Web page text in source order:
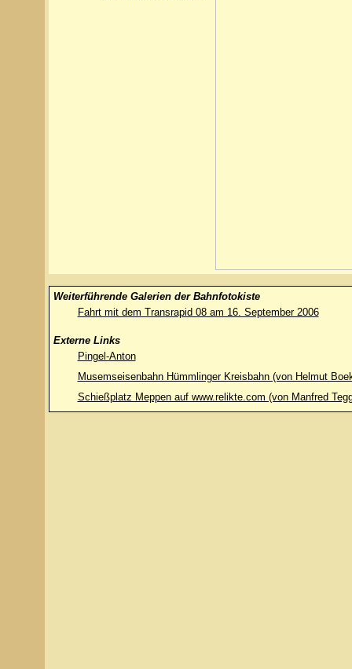
Weiterführende Galerien der Bahnfotokiste
Fahrt mit dem Transrapid 08 am 16. September 2006
Externe Links
Pingel-Anton
Musemseisenbahn Hümmlinger Kreisbahn (von Helmut
Schießplatz Meppen auf www.relikte.com (von Manfred